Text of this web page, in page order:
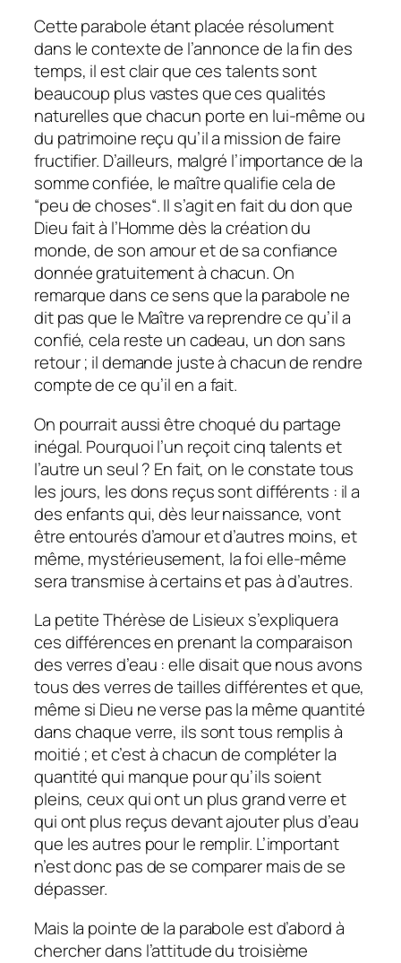
Cette parabole étant placée résolument
dans le contexte de l’annonce de la fin des
temps, il est clair que ces talents sont
beaucoup plus vastes que ces qualités
naturelles que chacun porte en lui-même ou
du patrimoine reçu qu’il a mission de faire
fructifier. D’ailleurs, malgré l’importance de la
somme confiée, le maître qualifie cela de
“peu de choses“. Il s’agit en fait du don que
Dieu fait à l’Homme dès la création du
monde, de son amour et de sa confiance
donnée gratuitement à chacun. On
remarque dans ce sens que la parabole ne
dit pas que le Maître va reprendre ce qu’il a
confié, cela reste un cadeau, un don sans
retour ; il demande juste à chacun de rendre
compte de ce qu’il en a fait.
On pourrait aussi être choqué du partage
inégal. Pourquoi l’un reçoit cinq talents et
l’autre un seul ? En fait, on le constate tous
les jours, les dons reçus sont différents : il a
des enfants qui, dès leur naissance, vont
être entourés d’amour et d’autres moins, et
même, mystérieusement, la foi elle-même
sera transmise à certains et pas à d’autres.
La petite Thérèse de Lisieux s’expliquera
ces différences en prenant la comparaison
des verres d’eau : elle disait que nous avons
tous des verres de tailles différentes et que,
même si Dieu ne verse pas la même quantité
dans chaque verre, ils sont tous remplis à
moitié ; et c’est à chacun de compléter la
quantité qui manque pour qu’ils soient
pleins, ceux qui ont un plus grand verre et
qui ont plus reçus devant ajouter plus d’eau
que les autres pour le remplir. L’important
n’est donc pas de se comparer mais de se
dépasser.
Mais la pointe de la parabole est d’abord à
chercher dans l’attitude du troisième